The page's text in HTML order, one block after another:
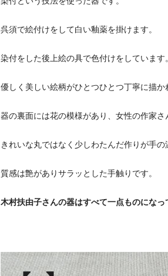
呉須で絵付けをして白い釉薬を掛けます。
染付をした後上絵の具で色付けをしています。
優しく美しい絵柄がひとつひとつ丁寧に描か
器の裏面には花の模様があり、女性の作家
きれいな丸ではなく少しわたんだ作りが手
質感は艶がありサラッとした手触りです。
木村扶由子さんの器はすべて一点ものになっ